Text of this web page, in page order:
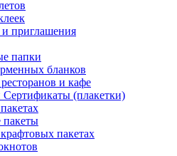
приглашения
папки
бланков
и кафе
(плакетки)
пакетах